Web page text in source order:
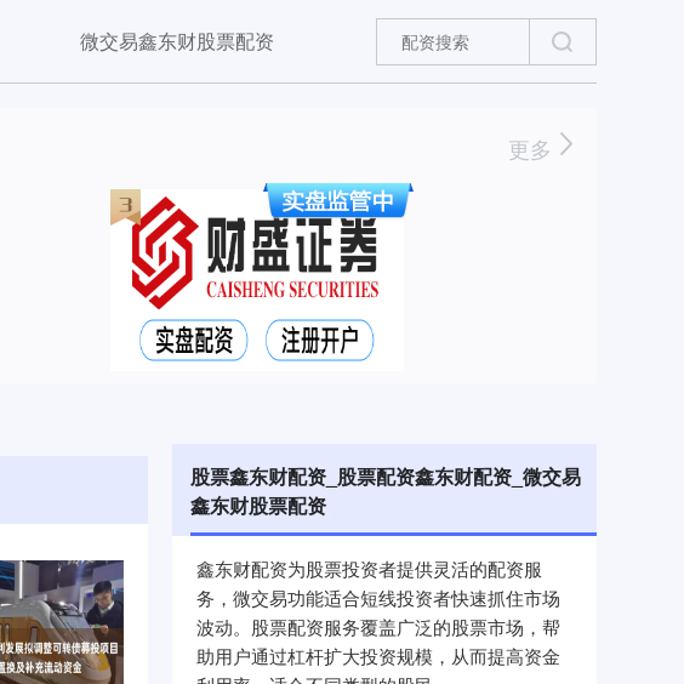
微交易鑫东财股票配资
更多
股票鑫东财配资_股票配资鑫东财配资_微交易
鑫东财股票配资
鑫东财配资为股票投资者提供灵活的配资服
务，微交易功能适合短线投资者快速抓住市场
波动。股票配资服务覆盖广泛的股票市场，帮
助用户通过杠杆扩大投资规模，从而提高资金